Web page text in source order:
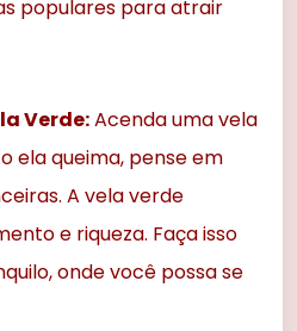
populares para atrair
Verde:Acenda uma vela
ela queima, pense em
A vela verde
e riqueza. Faça isso
onde você possa se